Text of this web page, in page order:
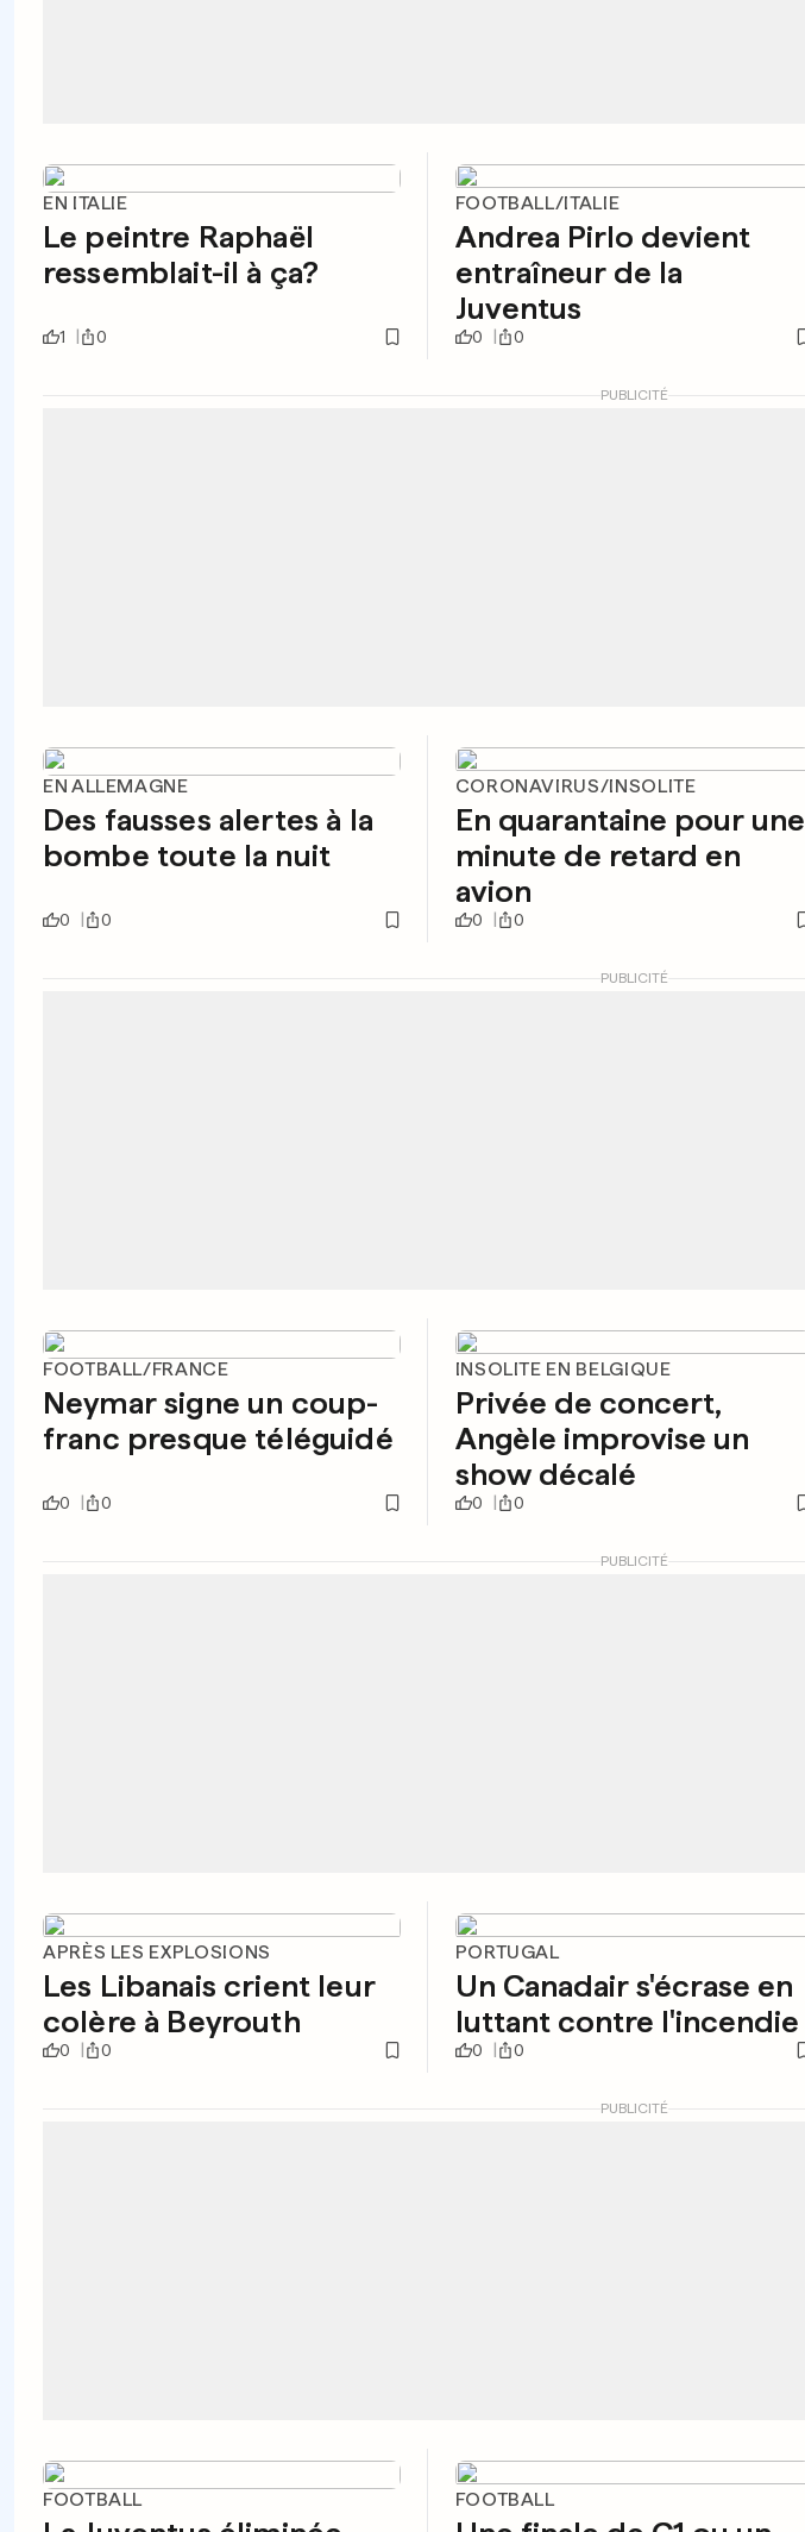
EN ITALIE
Le peintre Raphaël
ressemblait-il à ça?
1 0
FOOTBALL/ITALIE
Andrea Pirlo devient
entraîneur de la
Juventus
0 0
PUBLICITÉ
EN ALLEMAGNE
Des fausses alertes à la
bombe toute la nuit
0 0
CORONAVIRUS/INSOLITE
En quarantaine pour une
minute de retard en
avion
0 0
PUBLICITÉ
FOOTBALL/FRANCE
Neymar signe un coup-
franc presque téléguidé
0 0
INSOLITE EN BELGIQUE
Privée de concert,
Angèle improvise un
show décalé
0 0
PUBLICITÉ
APRÈS LES EXPLOSIONS
Les Libanais crient leur
colère à Beyrouth
0 0
PORTUGAL
Un Canadair s'écrase en
luttant contre l'incendie
0 0
PUBLICITÉ
FOOTBALL FOOTBALL